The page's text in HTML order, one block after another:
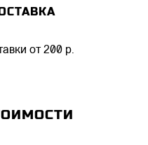
от 200 р.